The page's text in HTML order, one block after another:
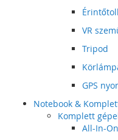
Érintőtoll
VR
Tripod
GPS
Notebook &
Komplett
All-In-